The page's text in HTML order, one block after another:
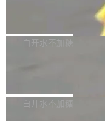
wen3.8 的 API 服务：国
组成：H3-Context-IR
排（闭源，提供 API）
型，33B 参数，负责
模型 API 调用服务和模
Flash-0731 经过大量后
大幅增强，指令遵循能
模型 API 调用服务，用
Docker 29.7.1 现已发
Bug fixes and
绝遍历绝对符号链接的
白开水不加糖
计语言和 React 组件库
白开水不加糖